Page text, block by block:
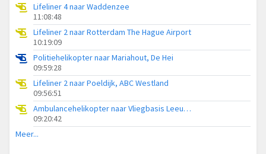
Lifeliner 4 naar Waddenzee
11:08:48
Lifeliner 2 naar Rotterdam The Hague Airport
10:19:09
Politiehelikopter naar Mariahout, De Hei
09:59:28
Lifeliner 2 naar Poeldijk, ABC Westland
09:56:51
Ambulancehelikopter naar Vliegbasis Leeuwarden
09:20:42
Meer...